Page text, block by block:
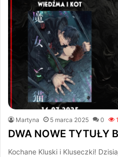
Martyna 5 marca 2025 0
DWA NOWE TYTUŁY
Kochane Kluski i Kluseczki!